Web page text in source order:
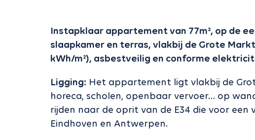
Instapklaar appartement van 77m², op de
slaapkamer en terras, vlakbij de Grote Markt
kWh/m²), asbestveilig en conforme
Ligging: Het appartement ligt vlakbij de
horeca, scholen, openbaar vervoer… op
rijden naar de oprit van de E34 die voor
Eindhoven en Antwerpen.